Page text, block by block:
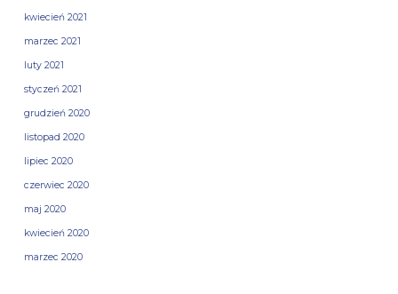
kwiecień 2021
marzec 2021
luty 2021
styczeń 2021
grudzień 2020
listopad 2020
lipiec 2020
czerwiec 2020
maj 2020
kwiecień 2020
marzec 2020